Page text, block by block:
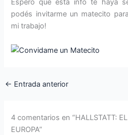
Espero que esta info te haya
podés invitarme un matecito
mi trabajo!
← Entrada anterior
4 comentarios en “HALLSTATT:
EUROPA”